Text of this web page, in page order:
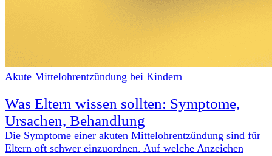
Akute Mittelohrentzündung bei Kindern
Was Eltern wissen sollten: Symptome,
Ursachen, Behandlung
Die Symptome einer akuten Mittelohrentzündung sind für
Eltern oft schwer einzuordnen. Auf welche Anzeichen